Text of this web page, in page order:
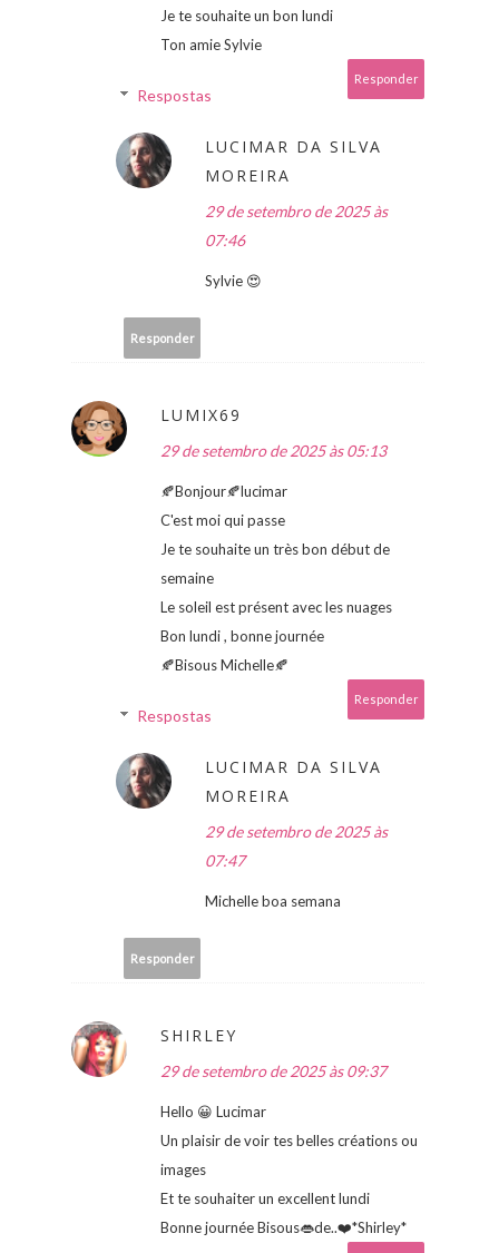
Je te souhaite un bon lundi
Ton amie Sylvie
Responder
Respostas
LUCIMAR DA SILVA
MOREIRA
29 de setembro de 2025 às
07:46
Sylvie 😍
Responder
LUMIX69
29 de setembro de 2025 às 05:13
🍂Bonjour🍂lucimar
C'est moi qui passe
Je te souhaite un très bon début de
semaine
Le soleil est présent avec les nuages
Bon lundi , bonne journée
🍂Bisous Michelle🍂
Responder
Respostas
LUCIMAR DA SILVA
MOREIRA
29 de setembro de 2025 às
07:47
Michelle boa semana
Responder
SHIRLEY
29 de setembro de 2025 às 09:37
Hello 😀 Lucimar
Un plaisir de voir tes belles créations ou
images
Et te souhaiter un excellent lundi
Bonne journée Bisous👄de..❤️*Shirley*